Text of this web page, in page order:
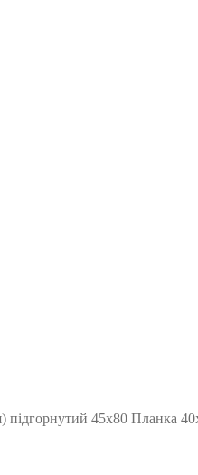
підгорнутий 45х80 Планка